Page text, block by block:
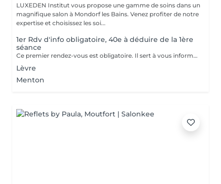
LUXEDEN Institut vous propose une gamme de soins dans un
magnifique salon à Mondorf les Bains. Venez profiter de notre
expertise et choisissez les soi...
1er Rdv d'info obligatoire, 40e à déduire de la 1ère
séance
Ce premier rendez-vous est obligatoire. Il sert à vous informer sur la technique, le traitement, les contre-indications,... Nous vous informons lors de ce rendez-vous ce qu'il faut faire avant, pendant et après le traitement. Un formulaire d'informations et de consentement sera établit.
Lèvre
Menton